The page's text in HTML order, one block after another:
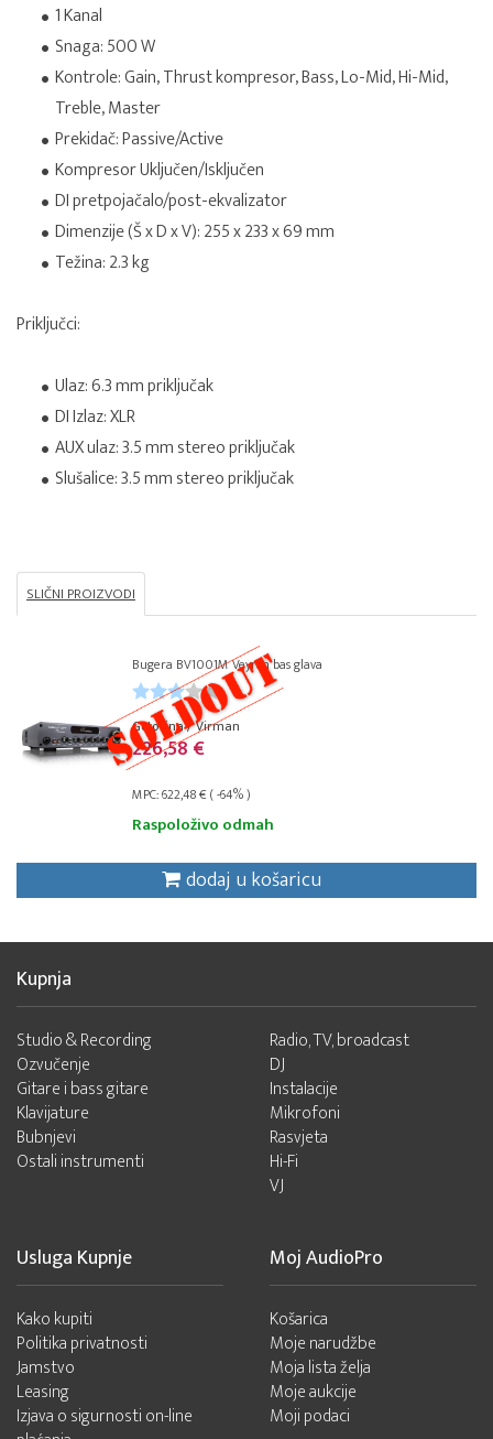
1 Kanal
Snaga: 500 W
Kontrole: Gain, Thrust kompresor, Bass, Lo-Mid, Hi-Mid,
Treble, Master
Prekidač: Passive/Active
Kompresor Uključen/Isključen
DI pretpojačalo/post-ekvalizator
Dimenzije (Š x D x V): 255 x 233 x 69 mm
Težina: 2.3 kg
Priključci:
Ulaz: 6.3 mm priključak
DI Izlaz: XLR
AUX ulaz: 3.5 mm stereo priključak
Slušalice: 3.5 mm stereo priključak
SLIČNI PROIZVODI
Bugera BV1001M Veyron bas glava
Gotovina / Virman
226,58 €
MPC: 622,48 € ( -64% )
Raspoloživo odmah
dodaj u košaricu
Kupnja
Studio & Recording
Ozvučenje
Gitare i bass gitare
Klavijature
Bubnjevi
Ostali instrumenti
Radio, TV, broadcast
DJ
Instalacije
Mikrofoni
Rasvjeta
Hi-Fi
VJ
Usluga Kupnje
Kako kupiti
Politika privatnosti
Jamstvo
Leasing
Izjava o sigurnosti on-line
Moj AudioPro
Košarica
Moje narudžbe
Moja lista želja
Moje aukcije
Moji podaci